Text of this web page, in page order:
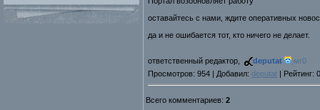
оставайтесь с нами, ждите оперативных
да и не ошибается тот, кто ничего не делает.
ответственный редактор, deputat
мг0
Просмотров: 954 | Добавил: deputat | Рейтинг:
Всего комментариев: 2